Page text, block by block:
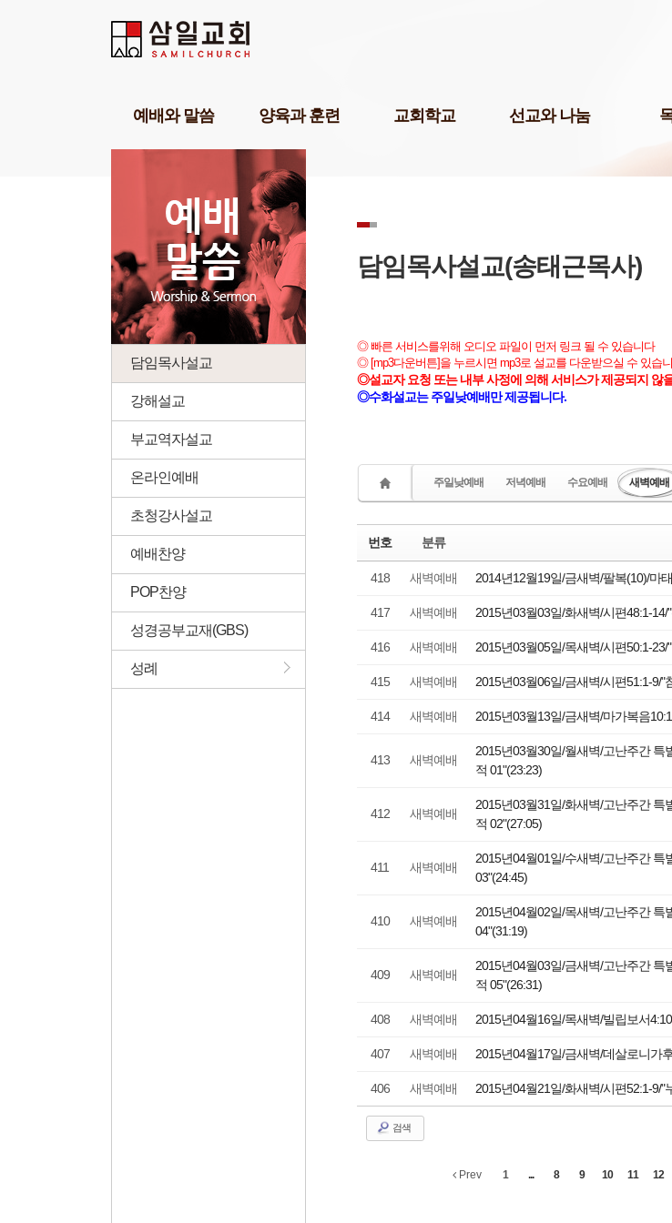
예배와 말씀
부교역자설교
초청강사설교
예배찬양
POP찬양
성경공부교재(GBS)
성례
양육과 훈련
삼일기도학교
303비전암송학교
묵상학교
삼일아카데미
위플러스가정예배
미셔널신학연구소
교회학교
교회학교 게시판
삼일 교육 자료실
삼일 어린이 도서관
삼일아기학교
선교와 나눔
장년진
남여전도회
담임목사설교
강해설교
부교역자설교
온라인예배
초청강사설교
예배찬양
POP찬양
성경공부교재(GBS)
성례
담임목사설교(송태근목사)
◎ 빠른 서비스를위해 오디오 파일이 먼저 링크 될 수 있습니다
◎ [mp3다운버튼]을 누르시면 mp3로 설교를 다운받으실 수 있습
◎설교자 요청 또는 내부 사정에 의해 서비스가 제공되지 않
◎수화설교는 주일낮예배만 제공됩니다.
주일낮예배 저녁예배 수요예배 새벽예배
번호 분류
418 새벽예배 2014년12월19일/금새벽/팔복(10)/마
417 새벽예배 2015년03월03일/화새벽/시편48:1-
416 새벽예배 2015년03월05일/목새벽/시편50:1-23/
415 새벽예배 2015년03월06일/금새벽/시편51:1-9/"
414 새벽예배 2015년03월13일/금새벽/마가복음
413 새벽예배
2015년03월30일/월새벽/고난주간 특
적 01"(23:23)
412 새벽예배
2015년03월31일/화새벽/고난주간 특
적 02"(27:05)
411 새벽예배
2015년04월01일/수새벽/고난주간 특
03"(24:45)
410 새벽예배
2015년04월02일/목새벽/고난주간 특
04"(31:19)
409 새벽예배
2015년04월03일/금새벽/고난주간 특
적 05"(26:31)
408 새벽예배 2015년04월16일/목새벽/빌립보서
407 새벽예배 2015년04월17일/금새벽/데살로니가
406 새벽예배 2015년04월21일/화새벽/시편52:1-9/"
검색
Prev 1 ... 8 9 10 11 12